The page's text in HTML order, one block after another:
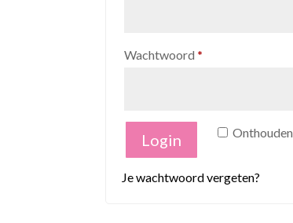
Wachtwoord *
Onthouden
Login
Je wachtwoord vergeten?